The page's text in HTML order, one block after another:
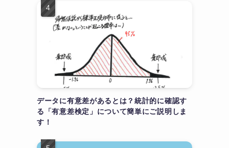
データに有意差があるとは？統計的に確認す
る「有意差検定」について簡単にご説明しま
す！